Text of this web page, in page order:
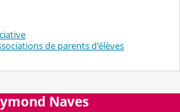
de parents d'élèves
Naves